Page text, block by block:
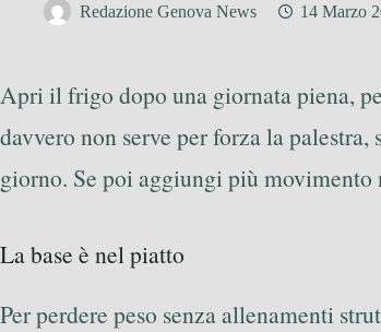
Redazione Genova News 14 Marzo
Apri il frigo dopo una giornata piena,
davvero non serve per forza la
giorno. Se poi aggiungi più
La base è nel piatto
Per perdere peso senza allenamenti